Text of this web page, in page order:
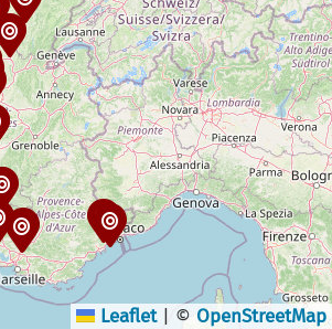
Leaflet | © OpenStreetMap